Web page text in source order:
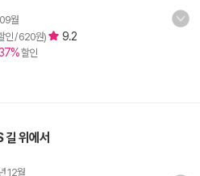
월
인 / 620원) 9.2
할인
위에서
12월